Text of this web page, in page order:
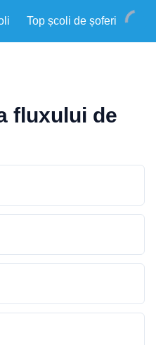
Top școli de șoferi
fluxului de